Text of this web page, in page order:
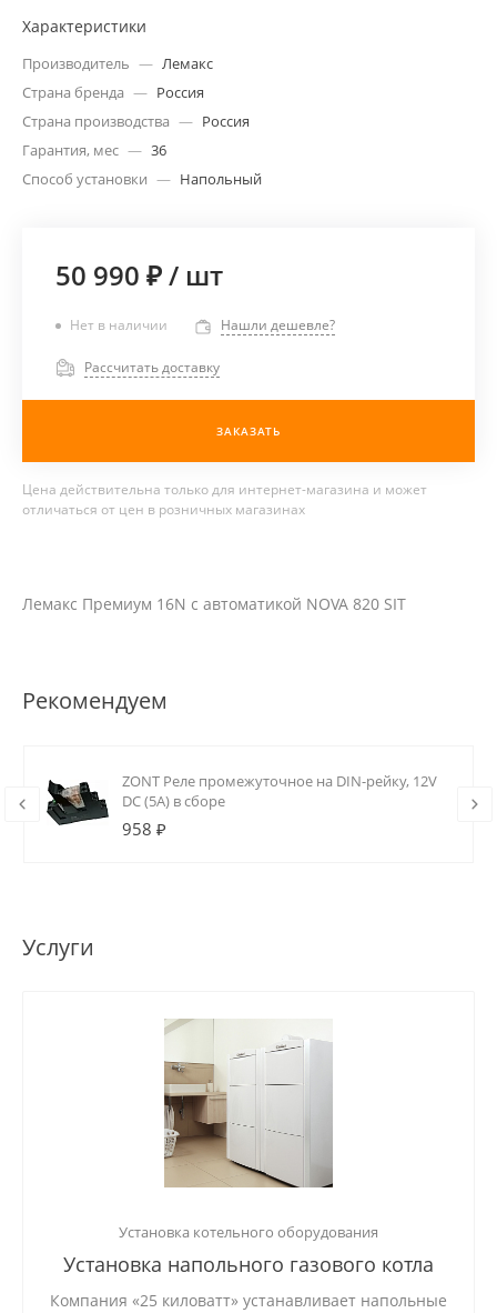
Характеристики
Производитель — Лемакс
Страна бренда — Россия
Страна производства — Россия
Гарантия, мес — 36
Способ установки — Напольный
50 990 ₽/ шт
Нет в наличии Нашли дешевле?
Рассчитать доставку
ЗАКАЗАТЬ
Цена действительна только для интернет-магазина и может
отличаться от цен в розничных магазинах
Лемакс Премиум 16N с автоматикой NOVA 820 SIT
Рекомендуем
ZONT Реле промежуточное на DIN-рейку, 12V
DC (5А) в сборе
958 ₽
Услуги
Установка котельного оборудования
Установка напольного газового котла
Компания «25 киловатт» устанавливает напольные